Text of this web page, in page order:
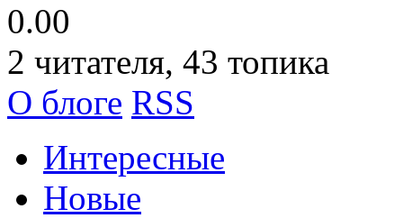
0.00
2 читателя, 43 топика
О блоге RSS
Интересные
Новые